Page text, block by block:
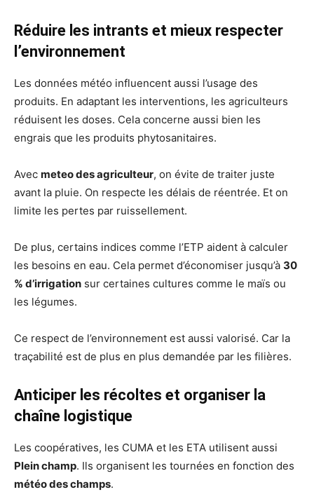
Réduire les intrants et mieux respecter
l’environnement
Les données météo influencent aussi l’usage des
produits. En adaptant les interventions, les agriculteurs
réduisent les doses. Cela concerne aussi bien les
engrais que les produits phytosanitaires.
Avec meteo des agriculteur, on évite de traiter juste
avant la pluie. On respecte les délais de réentrée. Et on
limite les pertes par ruissellement.
De plus, certains indices comme l’ETP aident à calculer
les besoins en eau. Cela permet d’économiser jusqu’à 30
% d’irrigation sur certaines cultures comme le maïs ou
les légumes.
Ce respect de l’environnement est aussi valorisé. Car la
traçabilité est de plus en plus demandée par les filières.
Anticiper les récoltes et organiser la
chaîne logistique
Les coopératives, les CUMA et les ETA utilisent aussi
Plein champ. Ils organisent les tournées en fonction des
météo des champs.